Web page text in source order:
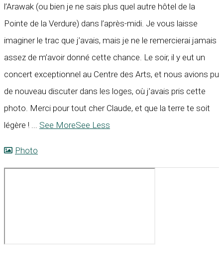
l’Arawak (ou bien je ne sais plus quel autre hôtel de la
Pointe de la Verdure) dans l’après-midi. Je vous laisse
imaginer le trac que j’avais, mais je ne le remercierai jamais
assez de m’avoir donné cette chance. Le soir, il y eut un
concert exceptionnel au Centre des Arts, et nous avions pu
de nouveau discuter dans les loges, où j’avais pris cette
photo. Merci pour tout cher Claude, et que la terre te soit
légère !
See MoreSee Less
Photo